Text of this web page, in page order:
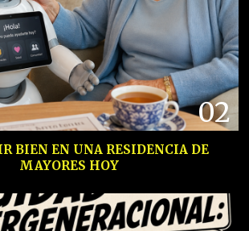
02
BIEN EN UNA RESIDENCIA DE
MAYORES HOY